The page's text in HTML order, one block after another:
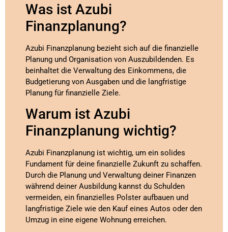
Was ist Azubi
Finanzplanung?
Azubi Finanzplanung bezieht sich auf die finanzielle
Planung und Organisation von Auszubildenden. Es
beinhaltet die Verwaltung des Einkommens, die
Budgetierung von Ausgaben und die langfristige
Planung für finanzielle Ziele.
Warum ist Azubi
Finanzplanung wichtig?
Azubi Finanzplanung ist wichtig, um ein solides
Fundament für deine finanzielle Zukunft zu schaffen.
Durch die Planung und Verwaltung deiner Finanzen
während deiner Ausbildung kannst du Schulden
vermeiden, ein finanzielles Polster aufbauen und
langfristige Ziele wie den Kauf eines Autos oder den
Umzug in eine eigene Wohnung erreichen.